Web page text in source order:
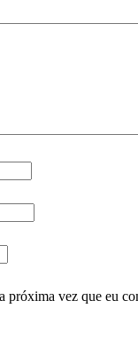
próxima vez que eu